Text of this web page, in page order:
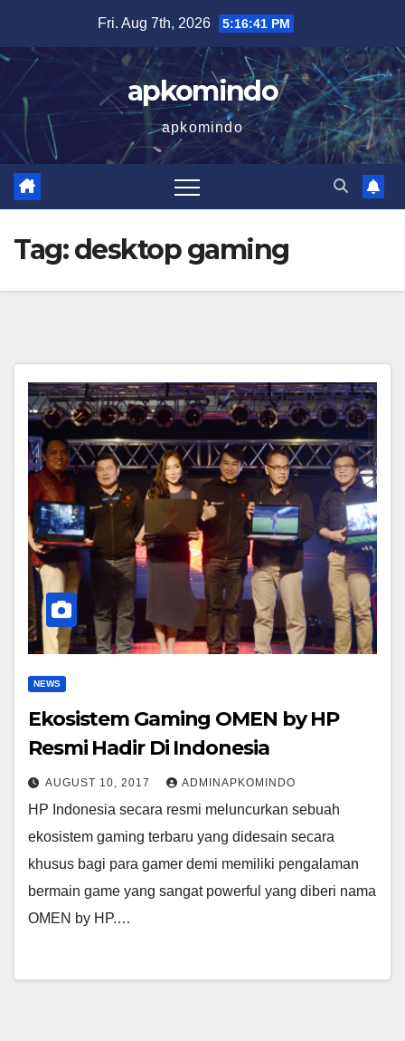
content
Fri. Aug 7th, 2026 5:16:42 PM
apkomindo
apkomindo
Tag:desktop gaming
NEWS
Ekosistem Gaming OMEN by HP
Resmi Hadir Di Indonesia
AUGUST 10, 2017 ADMINAPKOMINDO
HP Indonesia secara resmi meluncurkan sebuah
ekosistem gaming terbaru yang didesain secara
khusus bagi para gamer demi memiliki pengalaman
bermain game yang sangat powerful yang diberi nama
OMEN by HP.…